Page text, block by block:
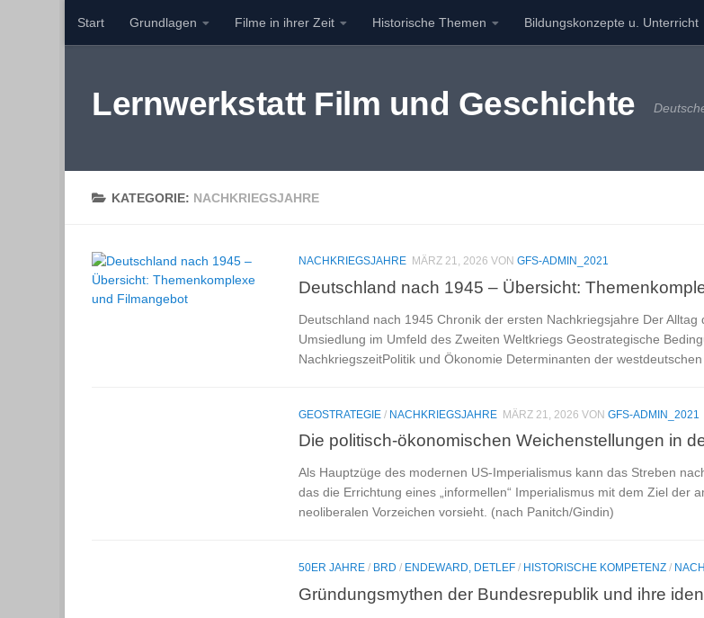
Zum Inhalt springen
Start Grundlagen Filme in ihrer Zeit Historische Themen Bildungskonzepte u. Unterricht
Lernwerkstatt Film und Geschichte
KATEGORIE: NACHKRIEGSJAHRE
NACHKRIEGSJAHRE MÄRZ 21, 2026 VON GFS-ADMIN_2021
Deutschland nach 1945 – Übersicht:
Deutschland nach 1945 Chronik der ersten Nachkriegsjahre Der
Umsiedlung im Umfeld des Zweiten Weltkriegs Geostrategische
NachkriegszeitPolitik und Ökonomie Determinanten der westdeutschen
GEOSTRATEGIE / NACHKRIEGSJAHRE MÄRZ 21, 2026 VON GFS-ADMIN_2021
Die politisch-ökonomischen Weichenstellungen in
Als Hauptzüge des modernen US-Imperialismus kann das Streben
das die Errichtung eines „informellen“ Imperialismus mit dem Ziel
neoliberalen Vorzeichen vorsieht. (nach Panitch/Gindin)
50ER JAHRE / BRD / ENDEWARD, DETLEF / HISTORISCHE KOMPETENZ /
Gründungsmythen der Bundesrepublik und ihre